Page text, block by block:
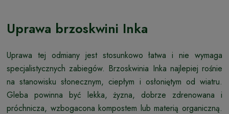
Uprawa brzoskwini Inka
Uprawa tej odmiany jest stosunkowo łatwa i nie wymaga
specjalistycznych zabiegów. Brzoskwinia Inka najlepiej rośnie
na stanowisku słonecznym, ciepłym i osłoniętym od wiatru.
Gleba powinna być lekka, żyzna, dobrze zdrenowana i
próchnicza, wzbogacona kompostem lub materią organiczną.